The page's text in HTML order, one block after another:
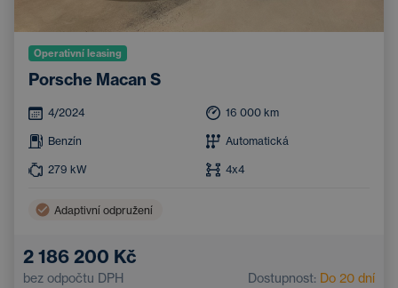
Operativní leasing
Porsche Macan S
4/2024 16 000 km
Benzín Automatická
279 kW 4x4
Adaptivní odpružení
2 186 200 Kč
bez odpočtu DPH Dostupnost: Do 20 dní